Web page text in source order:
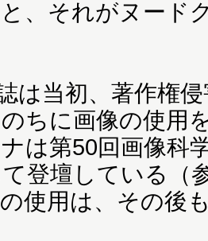
、それがヌード
は当初、著作権
ちに画像の使用
は第50回画像科
登壇している（
使用は、その後